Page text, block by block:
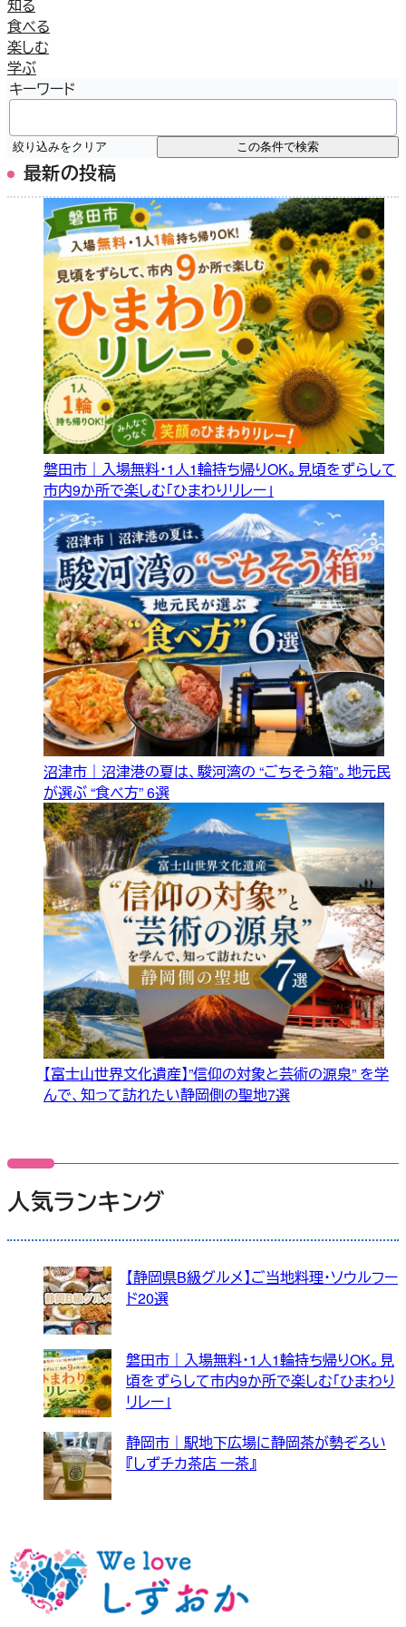
知る
食べる
楽しむ
学ぶ
キーワード
絞り込みをクリア この条件で検索
最新の投稿
磐田市｜入場無料・1人1輪持ち帰りOK。見頃をずらして
市内9か所で楽しむ「ひまわりリレー」
沼津市｜沼津港の夏は、駿河湾の “ごちそう箱”。地元民
が選ぶ “食べ方” 6選
【富士山世界文化遺産】”信仰の対象と芸術の源泉” を学
んで、知って訪れたい静岡側の聖地7選
人気ランキング
【静岡県B級グルメ】ご当地料理・ソウルフー
ド20選
磐田市｜入場無料・1人1輪持ち帰りOK。見
頃をずらして市内9か所で楽しむ「ひまわり
リレー」
静岡市｜駅地下広場に静岡茶が勢ぞろい
『しずチカ茶店 一茶』